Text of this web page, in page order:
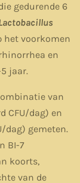
gedurende 6
het voorkomen
en
jaar.
van
CFU/dag) en
dag) gemeten.
BI-7
koorts,
van de